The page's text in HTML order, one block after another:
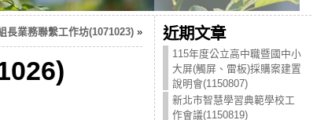
長業務聯繫工作坊(1071023)» 近期文章
115年度公立高中職暨國中小
大屏(觸屏、雷板)採購案建置
說明會(1150807)
新北市智慧學習典範學校工
作會議(1150819)